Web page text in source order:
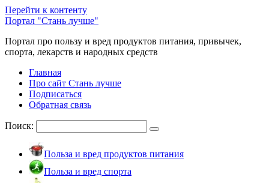
Перейти к контенту
Портал "Стань лучше"
Портал про пользу и вред продуктов питания, привычек,
спорта, лекарств и народных средств
Главная
Про сайт Стань лучше
Подписаться
Обратная связь
Поиск:
Польза и вред продуктов питания
Польза и вред спорта